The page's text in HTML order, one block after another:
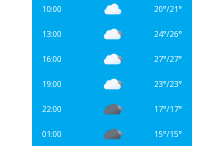
10:00 20°/21°
13:00 24°/26°
16:00 27°/27°
19:00 23°/23°
22:00 17°/17°
01:00 15°/15°